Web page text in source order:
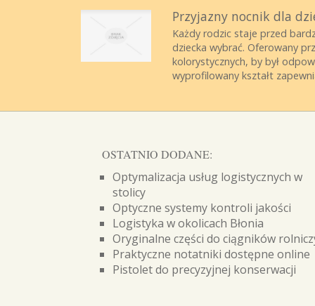
Przyjazny nocnik dla
Każdy rodzic staje przed
dziecka wybrać. Oferowany
kolorystycznych, by był
wyprofilowany kształt
OSTATNIO DODANE:
Optymalizacja usług logistycznych w
stolicy
Optyczne systemy kontroli jakości
Logistyka w okolicach Błonia
Oryginalne części do ciągników
Praktyczne notatniki dostępne online
Pistolet do precyzyjnej konserwacji